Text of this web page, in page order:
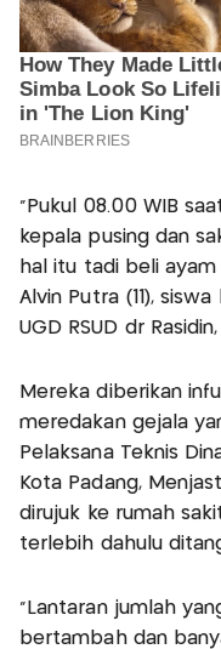
“Pukul 08.00 WIB
kepala pusing dan
hal itu tadi beli
Alvin Putra (11),
UGD RSUD dr
Mereka diberikan
meredakan gejala
Pelaksana Teknis
Kota Padang,
dirujuk ke rumah
terlebih dahulu
“Lantaran jumlah
bertambah dan